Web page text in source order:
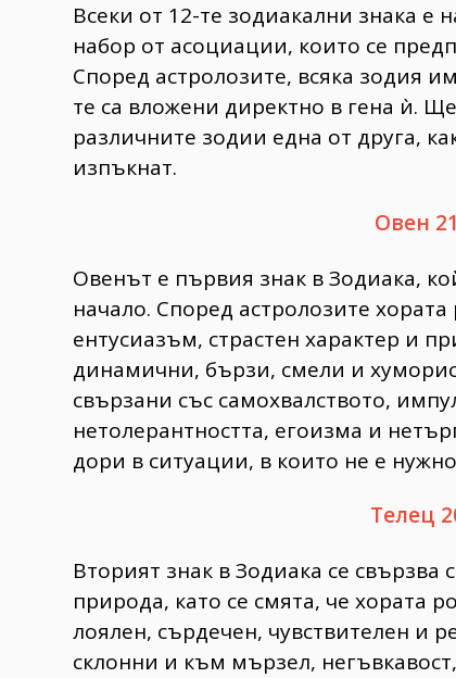
Всеки от 12-те зодиакални знака е
набор от асоциации, които се
Според астролозите, всяка зодия
те са вложени директно в гена ѝ.
различните зодии една от друга,
изпъкнат.
Овен
Овенът е първия знак в Зодиака,
начало. Според астролозите
ентусиазъм, страстен характер и
динамични, бързи, смели и
свързани със самохвалството,
нетолерантността, егоизма и
дори в ситуации, в които не е
Телец
Вторият знак в Зодиака се
природа, като се смята, че хората
лоялен, сърдечен, чувствителен и
склонни и към мързел,